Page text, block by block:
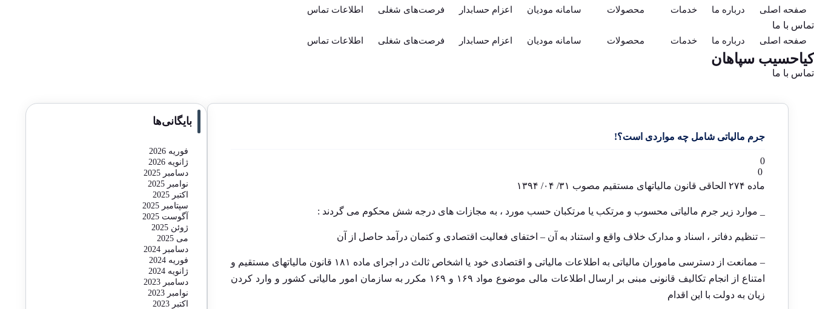
صفحه اصلی درباره ما خدمات محصولات سامانه مودیان اعزام حسابدار فرصت‌های شغلی اطلاعات تماس
تماس با ما
صفحه اصلی درباره ما خدمات محصولات سامانه مودیان اعزام حسابدار فرصت‌های شغلی اطلاعات تماس
کیاحسیب سپاهان
تماس با ما
جرم مالیاتی شامل چه مواردی است؟!
0
0
ماده ۲۷۴ الحاقی قانون مالیاتهای مستقیم مصوب ۳۱/ ۰۴/ ۱۳۹۴
_ موارد زیر جرم مالیاتی محسوب و مرتکب یا مرتکبان حسب مورد ، به مجازات های درجه شش محکوم می گردند :
– تنظیم دفاتر ، اسناد و مدارک خلاف واقع و استناد به آن – اختفای فعالیت اقتصادی و کتمان درآمد حاصل از آن
– ممانعت از دسترسی ماموران مالیاتی به اطلاعات مالیاتی و اقتصادی خود یا اشخاص ثالث در اجرای ماده ۱۸۱ قانون مالیاتهای مستقیم و
امتناع از انجام تکالیف قانونی مبنی بر ارسال اطلاعات مالی موضوع مواد ۱۶۹ و ۱۶۹ مکرر به سازمان امور مالیاتی کشور و وارد کردن
زیان به دولت با این اقدام
بایگانی‌ها
فوریه 2026
ژانویه 2026
دسامبر 2025
نوامبر 2025
اکتبر 2025
سپتامبر 2025
آگوست 2025
ژوئن 2025
می 2025
دسامبر 2024
فوریه 2024
ژانویه 2024
دسامبر 2023
نوامبر 2023
اکتبر 2023